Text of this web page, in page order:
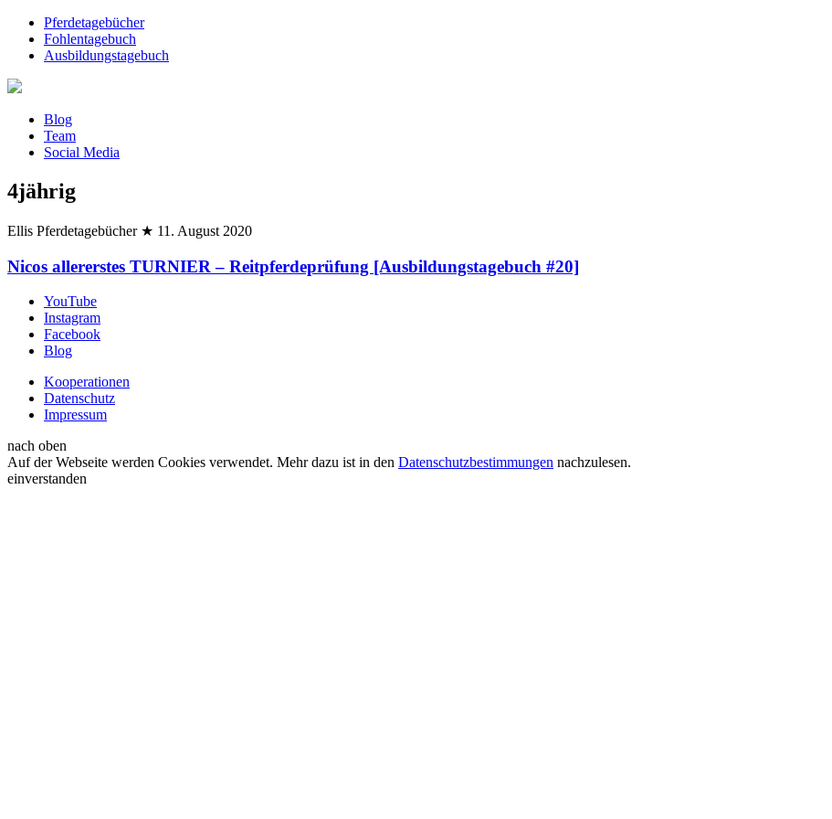
Pferdetagebücher
Fohlentagebuch
Ausbildungstagebuch
Blog
Team
Social Media
4jährig
Ellis Pferdetagebücher ★ 11. August 2020
Nicos allererstes TURNIER – Reitpferdeprüfung [Ausbildungstagebuch #20]
YouTube
Instagram
Facebook
Blog
Kooperationen
Datenschutz
Impressum
nach oben
Auf der Webseite werden Cookies verwendet. Mehr dazu ist in den Datenschutzbestimmungen nachzulesen.
einverstanden